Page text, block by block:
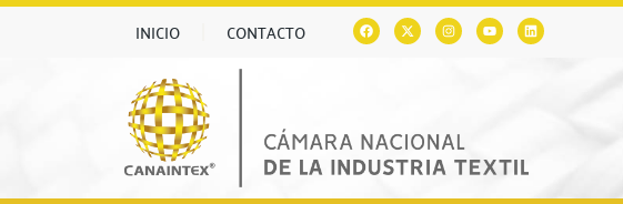
INICIO CONTACTO